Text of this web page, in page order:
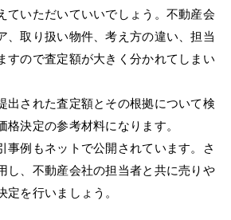
ていただいていいでしょう。不動産会
、取り扱い物件、考え方の違い、担当
すので査定額が大きく分かれてしまい
出された査定額とその根拠について検
決定の参考材料になります。
事例もネットで公開されています。さ
し、不動産会社の担当者と共に売りや
を行いましょう。